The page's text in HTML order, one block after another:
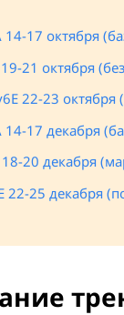
14-17 октября
19-21 октября
22-23 октября
14-17 декабря
18-20 декабря
22-25 декабря